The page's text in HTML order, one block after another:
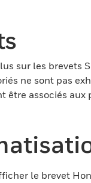
sur les brevets
ne sont pas
être associés aux
le brevet